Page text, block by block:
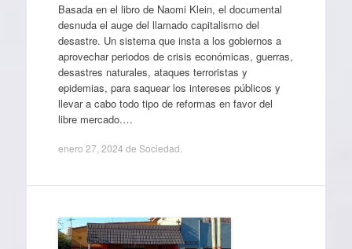
Basada en el libro de Naomi Klein, el documental
desnuda el auge del llamado capitalismo del
desastre. Un sistema que insta a los gobiernos a
aprovechar periodos de crisis económicas, guerras,
desastres naturales, ataques terroristas y
epidemias, para saquear los intereses públicos y
llevar a cabo todo tipo de reformas en favor del
libre mercado.…
enero 27, 2024 de Sociedad